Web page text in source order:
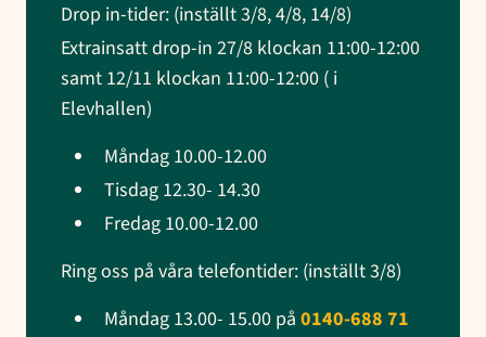
Drop in-tider: (inställt 3/8, 4/8, 14/8)
Extrainsatt drop-in 27/8 klockan 11:00-12:00
samt 12/11 klockan 11:00-12:00 ( i
Elevhallen)
Måndag 10.00-12.00
Tisdag 12.30- 14.30
Fredag 10.00-12.00
Ring oss på våra telefontider: (inställt 3/8)
Måndag 13.00- 15.00 på 0140-688 71